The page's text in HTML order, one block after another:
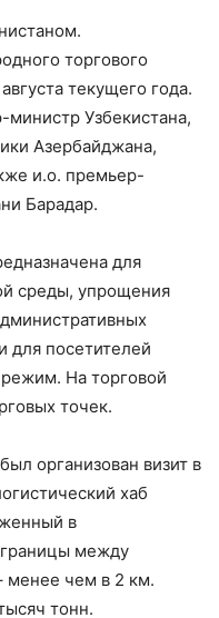
торгового
текущего года.
Узбекистана,
Азербайджана,
и.о. премьер-
Барадар.
для
среды, упрощения
для посетителей
На торговой
точек.
организован визит в
хаб
в
границы между
менее чем в 2 км.
тонн.